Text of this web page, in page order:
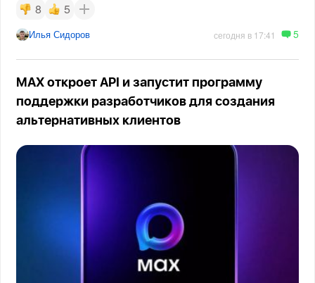
8 5
Илья Сидоров сегодня в 17:41 5
MAX откроет API и запустит программу
поддержки разработчиков для создания
альтернативных клиентов